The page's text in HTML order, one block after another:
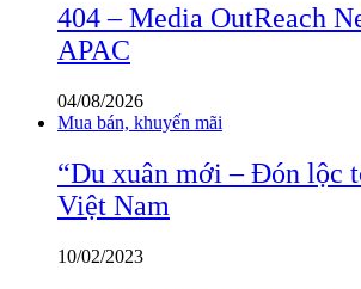
404 – Media OutReach
APAC
04/08/2026
Mua bán, khuyến mãi
“Du xuân mới – Đón lộc
Việt Nam
10/02/2023